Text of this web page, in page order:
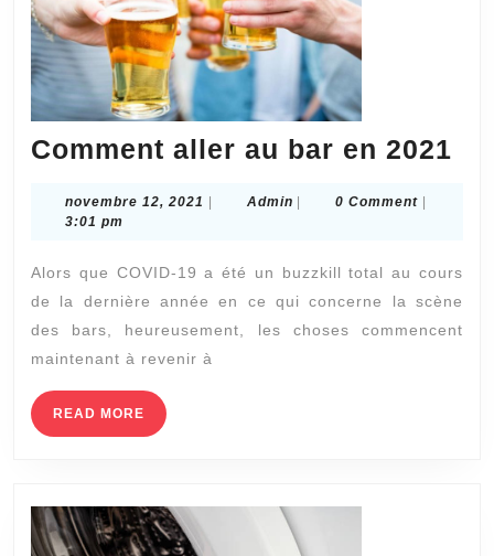
Comment aller au bar en 2021
en
novembre 12, 2021 novembre
| AdminAdmin
| 0 Comment |
3:01 pm
Alors que COVID-19 a été un buzzkill total au cours
de la dernière année en ce qui concerne la scène
des bars, heureusement, les choses commencent
maintenant à revenir à
READ MORE READ
MORE